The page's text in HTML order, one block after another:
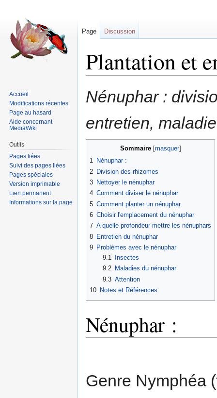
Plantation et
Sauter
à
navigation
Sauter
à
recherche
Nénuphar :
entretien,
Sommaire
1 Nénuphar :
2 Division des rhizomes
3 Nettoyer le nénuphar
4 Comment diviser le nénuphar
5 Comment planter un nénuphar
6 Choisir l'emplacement du nénuphar
7 A quelle profondeur mettre les nénuphars
8 Entretien du nénuphar
9 Problèmes avec le nénuphar
9.1
Insectes
9.2
Maladies du nénuphar
9.3 Attention
10 Notes et Références
Nénuphar :
Genre Nymphéa
Page Discussion
Accueil
Modifications récentes
Page au hasard
Aide concernant
MediaWiki
Outils
Pages liées
Suivi des pages liées
Pages spéciales
Version imprimable
Lien permanent
Informations sur la page